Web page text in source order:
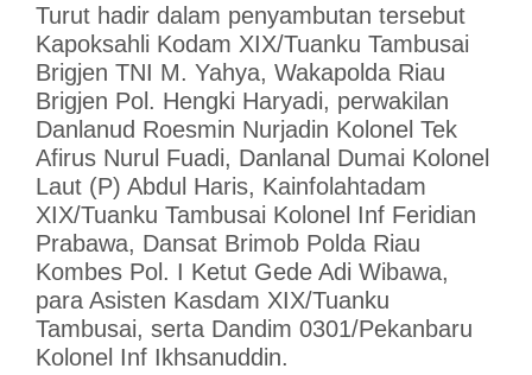
Turut hadir dalam penyambutan tersebut
Kapoksahli Kodam XIX/Tuanku Tambusai
Brigjen TNI M. Yahya, Wakapolda Riau
Brigjen Pol. Hengki Haryadi, perwakilan
Danlanud Roesmin Nurjadin Kolonel Tek
Afirus Nurul Fuadi, Danlanal Dumai Kolonel
Laut (P) Abdul Haris, Kainfolahtadam
XIX/Tuanku Tambusai Kolonel Inf Feridian
Prabawa, Dansat Brimob Polda Riau
Kombes Pol. I Ketut Gede Adi Wibawa,
para Asisten Kasdam XIX/Tuanku
Tambusai, serta Dandim 0301/Pekanbaru
Kolonel Inf Ikhsanuddin.